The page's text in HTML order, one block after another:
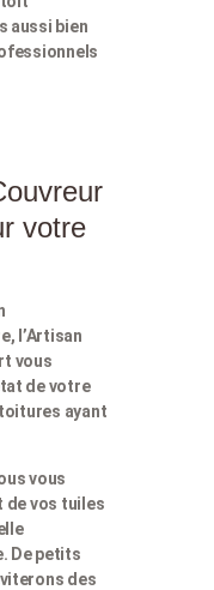
aussi bien
votre
l’Artisan
vous
de votre
ayant
vous
de vos tuiles
De petits
des